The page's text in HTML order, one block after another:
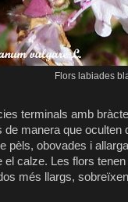
Flors labiades
terminals amb
de manera que
pèls, obovades i
el calze. Les flors
més llargs,